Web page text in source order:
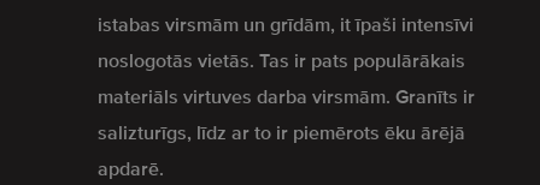
istabas virsmām un grīdām, it īpaši intensīvi
noslogotās vietās. Tas ir pats populārākais
materiāls virtuves darba virsmām. Granīts ir
salizturīgs, līdz ar to ir piemērots ēku ārējā
apdarē.